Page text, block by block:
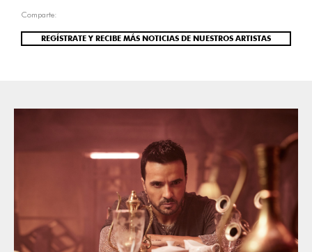
Comparte:
REGÍSTRATE Y RECIBE MÁS NOTICIAS DE NUESTROS ARTISTAS